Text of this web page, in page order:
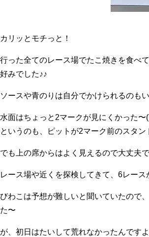
カリッとモチっと！
行った全てのレース場でたこ焼きを食べ
好みでした♪♪
ソースや青のりは自分でかけられるのも
水面はちょっと2マークが見にくかった〜
というのも、ピットが2マーク前のスタ
でも上の席からはよく見えるので大丈夫で
レース場や近くを探検してきて、6レース
びわこは予想が難しいと聞いていたので
た〜
が、初日はたいして荒れなかったんです